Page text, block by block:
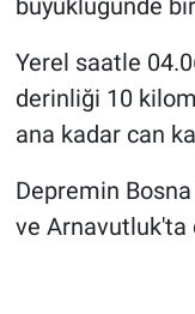
büyüklüğünde
Yerel saatle
derinliği 10
ana kadar can
Depremin
ve